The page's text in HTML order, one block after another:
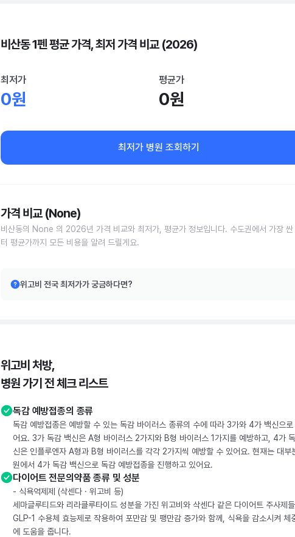
비산동 1펜 평균 가격, 최저 가격 비교 (2026)
최저가
0원
평균가
0원
최저가 병원 조회하기
가격 비교 (None)
비산동의 None 의 2026년 가격 비교와 최저가, 평균가 정보입니다. 수도권에서 가장 싼
터 평균가까지 모든 비용을 알려 드릴게요.
위고비 전국 최저가가 궁금하다면?
위고비 처방,
병원 가기 전 체크 리스트
독감 예방접종의 종류
독감 예방접종은 예방할 수 있는 독감 바이러스 종류의 수에 따라 3가와 4가 백신으로
어요. 3가 독감 백신은 A형 바이러스 2가지와 B형 바이러스 1가지를 예방하고, 4가
신은 인플루엔자 A형과 B형 바이러스를 각각 2가지씩 예방할 수 있어요. 현재는 대부
원에서 4가 독감 백신으로 독감 예방접종을 진행하고 있어요.
다이어트 전문의약품 종류 및 성분
- 식욕억제제 (삭센다 · 위고비 등)
세마글루티드와 리라클루타이드 성분을 가진 위고비와 삭센다 같은 다이어트 주사제
GLP-1 수용체 효능제로 작용하여 포만감 및 팽만감 증가와 함께, 식욕을 감소시켜 체
에 도움을 줍니다.